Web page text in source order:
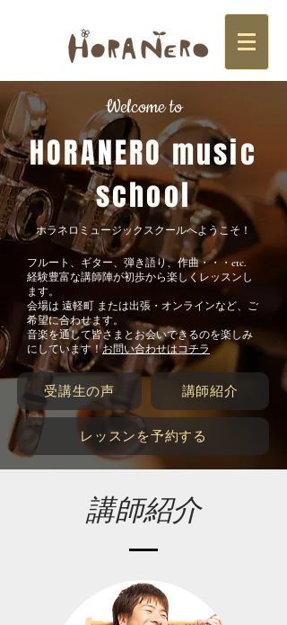
Welcome to
HORANERO music
school
ホラネロミュージックスクールへようこそ！
フルート、ギター、弾き語り、作曲・・・etc.
経験豊富な講師陣が初歩から楽しくレッスンし
ます。
​会場は 遠軽町 または出張・オンラインなど、ご
希望に合わせます。
音楽を通して皆さまとお会いできるのを楽しみ
にしています！お問い合わせはコチラ
受講生の声 講師紹介
レッスンを予約する
講師紹介